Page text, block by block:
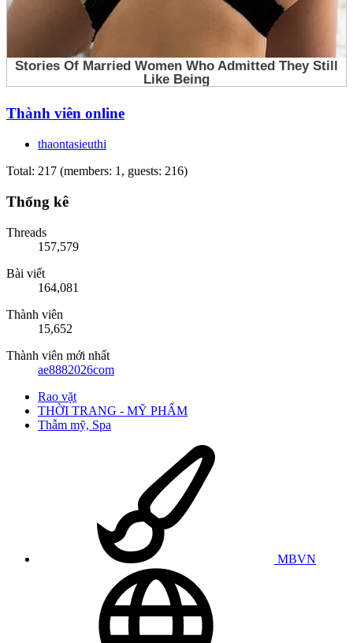
Thành viên online
thaontasieuthi
Total: 217 (members: 1, guests: 216)
Thống kê
Threads
157,579
Bài viết
164,081
Thành viên
15,652
Thành viên mới nhất
ae8882026com
Rao vặt
THỜI TRANG - MỸ PHẨM
Thẫm mỹ, Spa
MBVN